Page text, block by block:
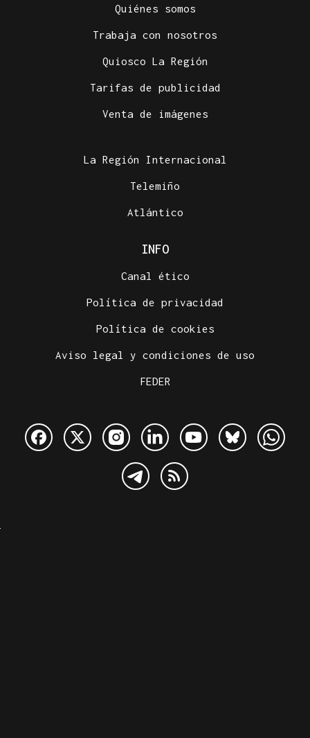
Quiénes somos
Trabaja con nosotros
Quiosco La Región
Tarifas de publicidad
Venta de imágenes
La Región Internacional
Telemiño
Atlántico
INFO
Canal ético
Política de privacidad
Política de cookies
Aviso legal y condiciones de uso
FEDER